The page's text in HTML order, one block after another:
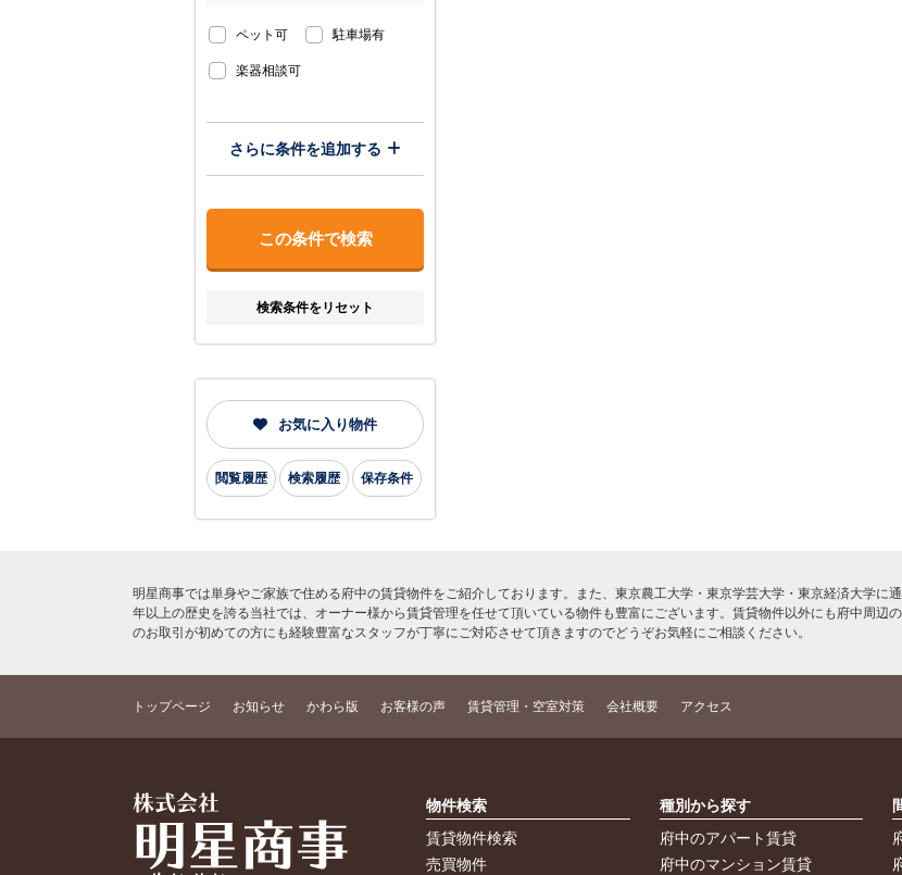
ペット可 駐車場有
楽器相談可
さらに条件を追加する
検索条件をリセット
お気に入り物件
閲覧履歴 検索履歴 保存条件
明星商事では単身やご家族で住める府中の賃貸物件をご紹介しております。また、東京農工大学・東京学芸大学・東京経済大学に
年以上の歴史を誇る当社では、オーナー様から賃貸管理を任せて頂いている物件も豊富にございます。賃貸物件以外にも府中周辺
のお取引が初めての方にも経験豊富なスタッフが丁寧にご対応させて頂きますのでどうぞお気軽にご相談ください。
トップページ お知らせ かわら版 お客様の声 賃貸管理・空室対策 会社概要 アクセス
物件検索
賃貸物件検索
売買物件
種別から探す
府中のアパート賃貸
府中のマンション賃貸